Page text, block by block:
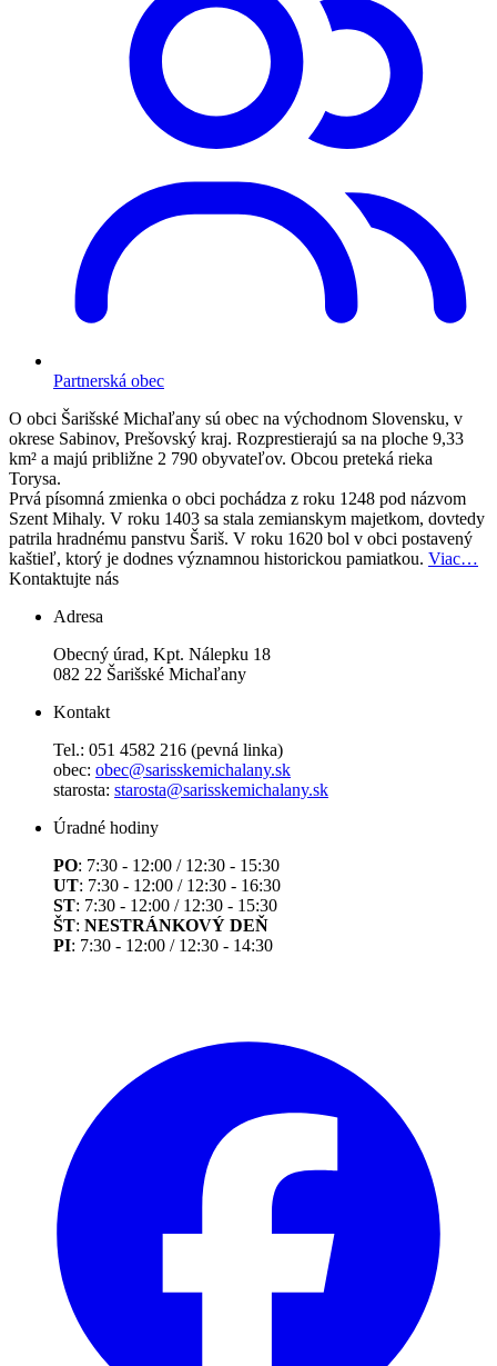
Partnerská obec
O obci Šarišské Michaľany sú obec na východnom Slovensku, v
okrese Sabinov, Prešovský kraj. Rozprestierajú sa na ploche 9,33
km² a majú približne 2 790 obyvateľov. Obcou preteká rieka
Torysa.
Prvá písomná zmienka o obci pochádza z roku 1248 pod názvom
Szent Mihaly. V roku 1403 sa stala zemianskym majetkom, dovtedy
patrila hradnému panstvu Šariš. V roku 1620 bol v obci postavený
kaštieľ, ktorý je dodnes významnou historickou pamiatkou. Viac…
Kontaktujte nás
Adresa
Obecný úrad, Kpt. Nálepku 18
082 22 Šarišské Michaľany
Kontakt
Tel.: 051 4582 216 (pevná linka)
obec: obec@sarisskemichalany.sk
starosta: starosta@sarisskemichalany.sk
Úradné hodiny
PO: 7:30 - 12:00 / 12:30 - 15:30
UT: 7:30 - 12:00 / 12:30 - 16:30
ST: 7:30 - 12:00 / 12:30 - 15:30
ŠT: NESTRÁNKOVÝ DEŇ
PI: 7:30 - 12:00 / 12:30 - 14:30